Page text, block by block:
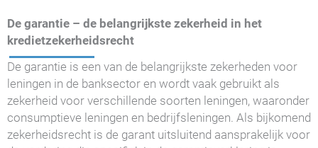
De garantie – de belangrijkste zekerheid in het
kredietzekerheidsrecht
De garantie is een van de belangrijkste zekerheden voor
leningen in de banksector en wordt vaak gebruikt als
zekerheid voor verschillende soorten leningen, waaronder
consumptieve leningen en bedrijfsleningen. Als bijkomend
zekerheidsrecht is de garant uitsluitend aansprakelijk voor